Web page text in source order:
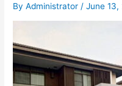
ByAdministrator /June 13,